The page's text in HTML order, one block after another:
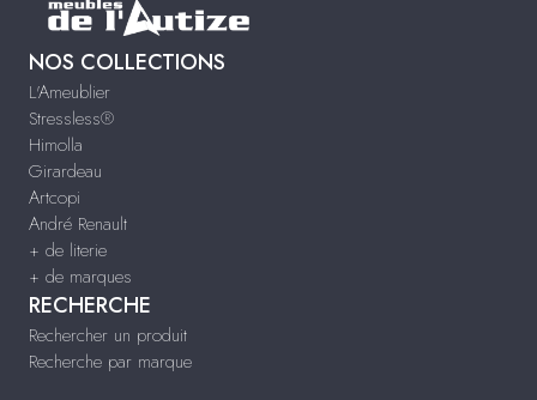
NOS COLLECTIONS
L'Ameublier
Stressless®
Himolla
Girardeau
Artcopi
André Renault
+ de literie
+ de marques
RECHERCHE
Rechercher un produit
Recherche par marque